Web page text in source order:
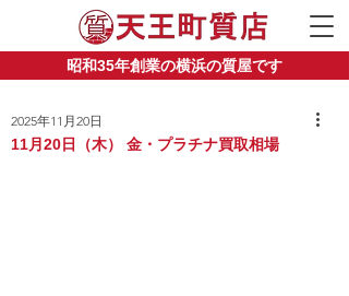
昭和35年創業の横浜の質屋です
11月20日（木） 金・プラチナ買取相場
2025年11月20日